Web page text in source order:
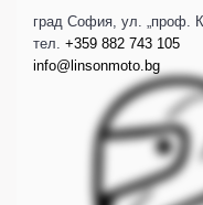
град София, ул. „проф.
тел. +359 882 743 105
info@linsonmoto.bg